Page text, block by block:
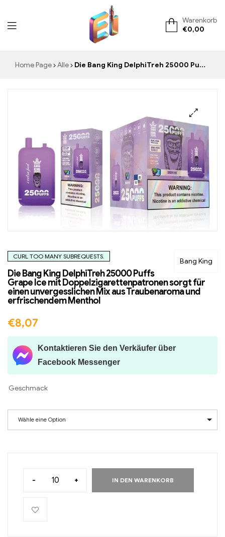
ElementVape.de
Warenkorb
€0,00
Home Page Alle Die Bang King DelphiTreh 25000 Puffs Grape Ice mit Doppelzigarettenpatronen sorgt für einen unvergesslichen Mix aus Traubenaroma und erfrischendem Menthol
Bang King
CURL TOO MANY SUBREQUESTS.
Die Bang King DelphiTreh 25000 Puffs
Grape Ice mit Doppelzigarettenpatronen sorgt für
einen unvergesslichen Mix aus Traubenaroma und
erfrischendem Menthol
€8,07
Kontaktieren Sie den Verkäufer über
Facebook Messenger
Geschmack
Wähle eine Option
- + IN DEN WARENKORB